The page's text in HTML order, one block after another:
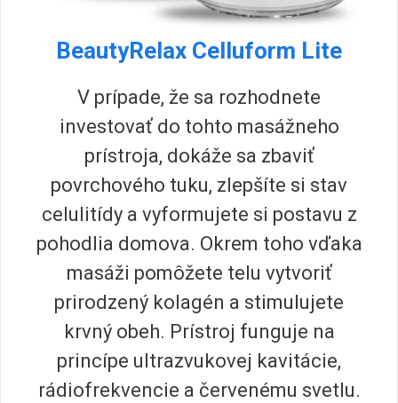
BeautyRelax Celluform Lite
V prípade, že sa rozhodnete
investovať do tohto masážneho
prístroja, dokáže sa zbaviť
povrchového tuku, zlepšíte si stav
celulitídy a vyformujete si postavu z
pohodlia domova. Okrem toho vďaka
masáži pomôžete telu vytvoriť
prirodzený kolagén a stimulujete
krvný obeh. Prístroj funguje na
princípe ultrazvukovej kavitácie,
rádiofrekvencie a červenému svetlu.